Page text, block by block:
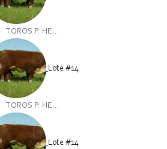
TOROS P. HE...
Lote #14
TOROS P. HE...
Lote #14